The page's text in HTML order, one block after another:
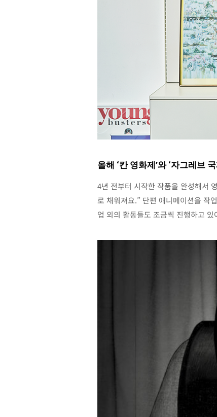
올해 ‘칸 영화제’와 ‘자그레브
4년 전부터 시작한 작품을 완성해서
로 채워져요.” 단편 애니메이션을 작
업 외의 활동들도 조금씩 진행하고 있